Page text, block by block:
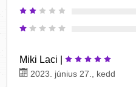
Miki Laci |
2023. június 27., kedd